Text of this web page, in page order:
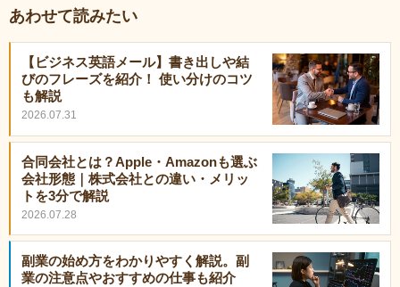
あわせて読みたい
【ビジネス英語メール】書き出しや結
びのフレーズを紹介！ 使い分けのコツ
も解説
2026.07.31
合同会社とは？Apple・Amazonも選ぶ
会社形態｜株式会社との違い・メリッ
トを3分で解説
2026.07.28
副業の始め方をわかりやすく解説。副
業の注意点やおすすめの仕事も紹介